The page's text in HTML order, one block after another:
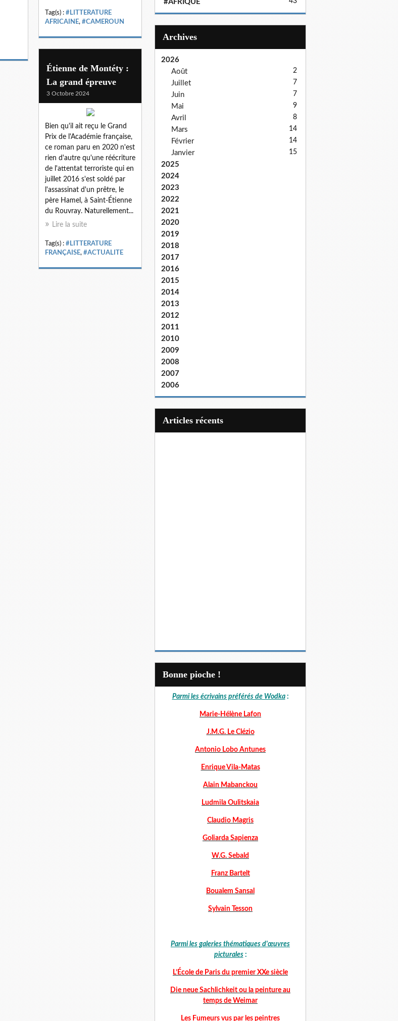
Tag(s) : #LITTERATURE
AFRICAINE, #CAMEROUN
Étienne de Montéty :
La grand épreuve
3 Octobre 2024
Bien qu'il ait reçu le Grand
Prix de l'Académie française,
ce roman paru en 2020 n'est
rien d'autre qu'une réécriture
de l'attentat terroriste qui en
juillet 2016 s'est soldé par
l'assassinat d'un prêtre, le
père Hamel, à Saint-Étienne
du Rouvray. Naturellement...
Lire la suite
Tag(s) : #LITTERATURE
FRANÇAISE, #ACTUALITE
#AFRIQUE
Archives
2026
Août
2
Juillet 7
Juin 7
Mai 9
Avril 8
Mars 14
Février 14
Janvier 15
2025
2024
2023
2022
2021
2020
2019
2018
2017
2016
2015
2014
2013
2012
2011
2010
2009
2008
2007
2006
articles récents
Bonne pioche !
Parmi les écrivains préférés de Wodka:
Marie-Hélène Lafon
J.M.G. Le Clézio
Antonio Lobo Antunes
Enrique Vila-Matas
Alain Mabanckou
Ludmila Oulitskaia
Claudio Magris
Goliarda Sapienza
W.G. Sebald
Franz Bartelt
Boualem Sansal
Sylvain Tesson
Parmi les galeries thématiques d'œuvres
picturales:
L’École de Paris du premier XXe siècle
Die neue Sachlichkeit ou la peinture au
temps de Weimar
Les Fumeurs vus par les peintres